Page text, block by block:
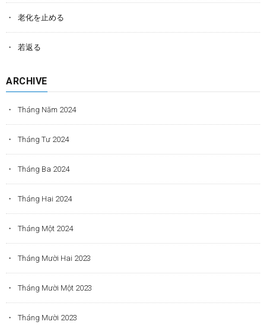
老化を止める
若返る
ARCHIVE
Tháng Năm 2024
Tháng Tư 2024
Tháng Ba 2024
Tháng Hai 2024
Tháng Một 2024
Tháng Mười Hai 2023
Tháng Mười Một 2023
Tháng Mười 2023